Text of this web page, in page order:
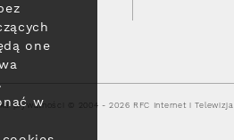
prywatności © 2004 - 2026 RFC Internet i Telewizja
one
w